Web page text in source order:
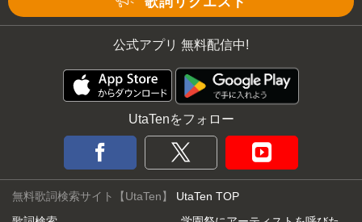
公式アプリ 無料配信中!
UtaTenをフォロー
無料歌詞検索サイト【UtaTen】 UtaTen TOP